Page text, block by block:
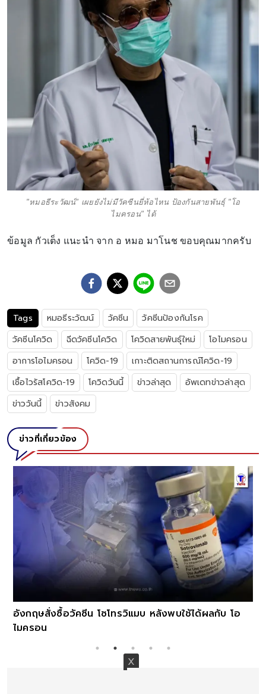
"หมอธีระวัฒน์" เผยยังไม่มีวัคซีนยี่ห้อไหน ป้องกันสายพันธุ์ "โอ
ไมครอน" ได้
ข้อมูล กัวเต็ง แนะนำ จาก อ หมอ มาโนช ขอบคุณมากครับ
Tags หมอธีระวัฒน์ วัคซีน
วัคซีนป้องกันโรค
วัคซีนโควิด
ฉีดวัคซีนโควิด โควิดสายพันธุ์ใหม่
โอไมครอน
อาการโอไมครอน
โควิด-19
เกาะติดสถานการณ์โควิด-19
เชื้อไวรัสโควิด-19
โควิดวันนี้ ข่าวล่าสุด
อัพเดทข่าวล่าสุด
ข่าววันนี้
ข่าวสังคม
ข่าวที่เกี่ยวข้อง
อังกฤษสั่งซื้อวัคซีน โซโทรวิแมบ หลังพบใช้ได้ผลกับ โอ
ไมครอน